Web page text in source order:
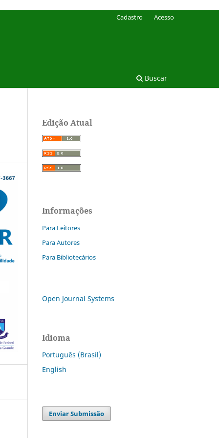
Buscar
Cadastro Acesso
Edição Atual
Informações
Para Leitores
Para Autores
Para Bibliotecários
Open Journal Systems
Idioma
Português (Brasil)
English
Enviar Submissão